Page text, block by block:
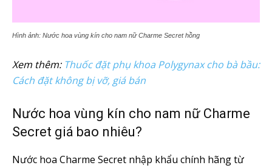
Hình ảnh: Nước hoa vùng kín cho nam nữ Charme Secret hồng
Xem thêm: Thuốc đặt phụ khoa Polygynax cho bà bầu:
Cách đặt không bị vỡ, giá bán
Nước hoa vùng kín cho nam nữ Charme
Secret giá bao nhiêu?
Nước hoa Charme Secret nhập khẩu chính hãng từ